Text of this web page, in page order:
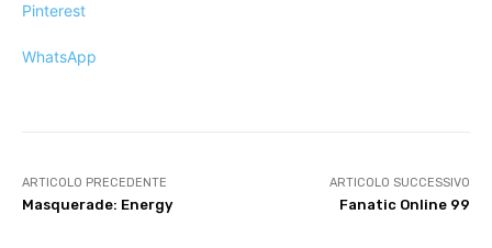
Pinterest
WhatsApp
ARTICOLO PRECEDENTE
Masquerade: Energy
ARTICOLO SUCCESSIVO
Fanatic Online 99